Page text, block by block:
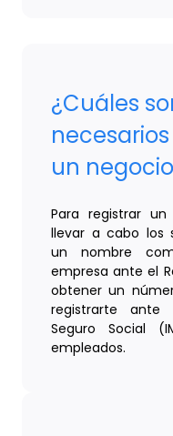
¿Cuáles
un
Para registrar
llevar a cabo los
un nombre
empresa ante el
obtener un
registrarte ante
Seguro Social
empleados.